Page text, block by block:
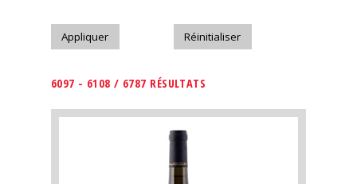
6097 - 6108 / 6787 RÉSULTATS